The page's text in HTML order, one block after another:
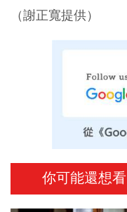
（謝正寬提供）
你可能還想看